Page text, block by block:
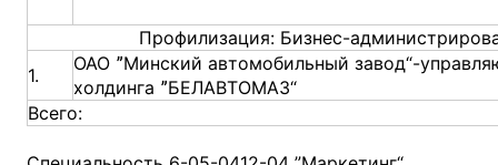
Профилизация: Бизнес-
1.
ОАО ˮМинский автомобильный завод“-
холдинга ˮБЕЛАВТОМАЗ“
Всего: